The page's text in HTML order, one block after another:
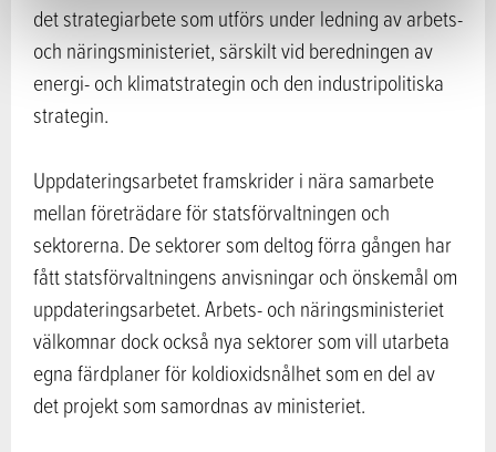
det strategiarbete som utförs under ledning av arbets-
och näringsministeriet, särskilt vid beredningen av
energi- och klimatstrategin och den industripolitiska
strategin.
Uppdateringsarbetet framskrider i nära samarbete
mellan företrädare för statsförvaltningen och
sektorerna. De sektorer som deltog förra gången har
fått statsförvaltningens anvisningar och önskemål om
uppdateringsarbetet. Arbets- och näringsministeriet
välkomnar dock också nya sektorer som vill utarbeta
egna färdplaner för koldioxidsnålhet som en del av
det projekt som samordnas av ministeriet.